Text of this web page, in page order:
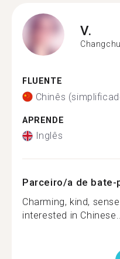
V.
FLUENTE
Chinês
APRENDE
Inglês
Parceiro/a de bate-
Charming, kind,
interested in